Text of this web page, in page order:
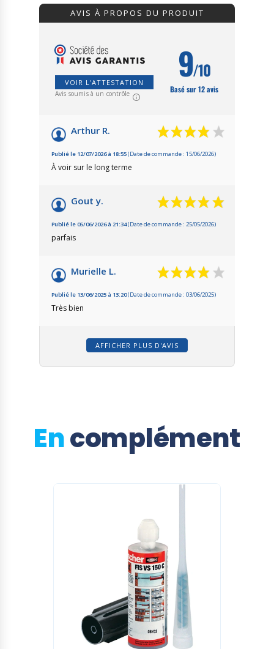
AVIS À PROPOS DU PRODUIT
VOIR L'ATTESTATION
Avis soumis à un contrôle
9/10
Basé sur 12 avis
Arthur R.
Publié le 12/07/2026 à 18:55(Date de commande : 15/06/2026)
À voir sur le long terme
Gout y.
Publié le 05/06/2026 à 21:34(Date de commande : 25/05/2026)
parfais
Murielle L.
Publié le 13/06/2025 à 13:20(Date de commande : 03/06/2025)
Très bien
AFFICHER PLUS D'AVIS
Encomplément